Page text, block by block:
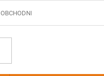
OBCHODNÉ PODMIENKY